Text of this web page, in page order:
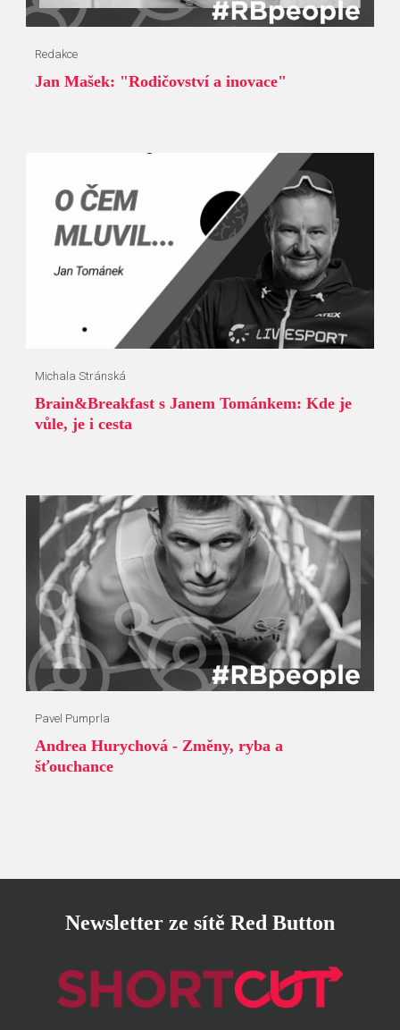
Redakce
Jan Mašek: "Rodičovství a inovace"
Michala Stránská
Brain&Breakfast s Janem Tománkem: Kde je
vůle, je i cesta
Pavel Pumprla
Andrea Hurychová - Změny, ryba a
šťouchance
Newsletter ze sítě Red Button